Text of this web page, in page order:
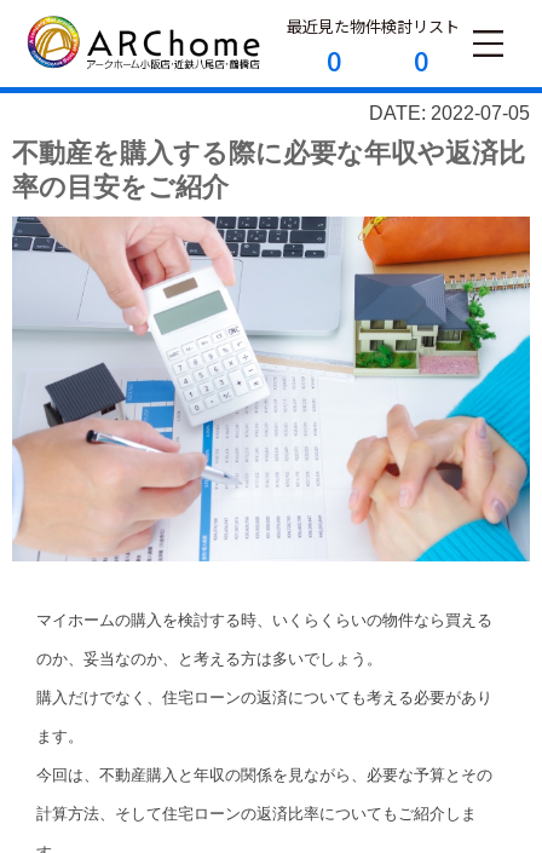
最近見た物件
0
検討リスト
0
DATE: 2022-07-05
不動産を購入する際に必要な年収や返済比
率の目安をご紹介
マイホームの購入を検討する時、いくらくらいの物件なら買える
のか、妥当なのか、と考える方は多いでしょう。
購入だけでなく、住宅ローンの返済についても考える必要があり
ます。
今回は、不動産購入と年収の関係を見ながら、必要な予算とその
計算方法、そして住宅ローンの返済比率についてもご紹介しま